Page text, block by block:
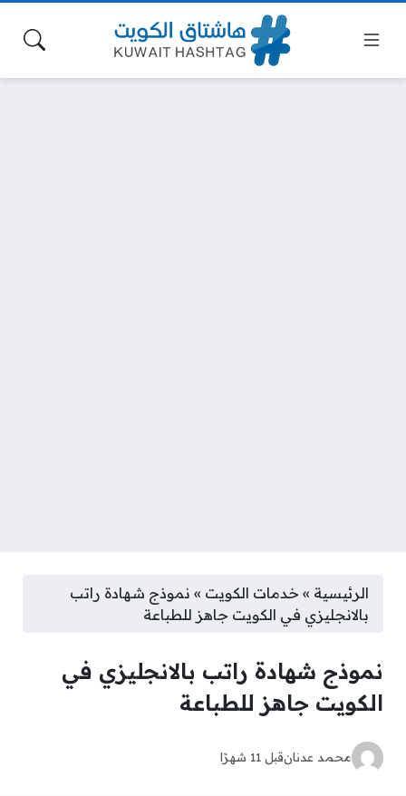
الرئيسية » خدمات الكويت » نموذج شهادة راتب
بالانجليزي في الكويت جاهز للطباعة
نموذج شهادة راتب بالانجليزي في
الكويت جاهز للطباعة
محمد عدنانقبل 11 شهرًا